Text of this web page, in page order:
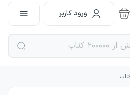
ورود کاربر